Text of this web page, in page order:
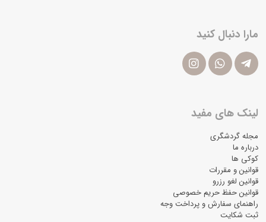
مارا دنبال کنید
لینک های مفید
مجله گردشگری
درباره ما
کوکی ها
قوانین و مقررات
قوانین لغو رزرو
قوانین حفظ حریم خصوصی
راهنمای سفارش و پرداخت وجه
ثبت شکایت